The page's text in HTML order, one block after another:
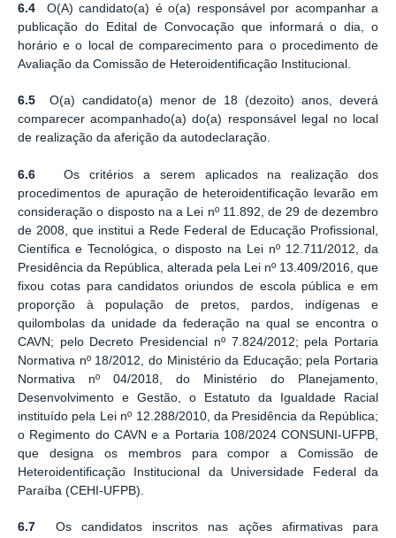
6.4 O(A) candidato(a) é o(a) responsável por acompanhar a
publicação do Edital de Convocação que informará o dia, o
horário e o local de comparecimento para o procedimento de
Avaliação da Comissão de Heteroidentificação Institucional.
6.5 O(a) candidato(a) menor de 18 (dezoito) anos, deverá
comparecer acompanhado(a) do(a) responsável legal no local
de realização da aferição da autodeclaração.
6.6Os critérios a serem aplicados na realização dos
procedimentos de apuração de heteroidentificação levarão em
consideração o disposto na a Lei nº 11.892, de 29 de dezembro
de 2008, que institui a Rede Federal de Educação Profissional,
Científica e Tecnológica, o disposto na Lei nº 12.711/2012, da
Presidência da República, alterada pela Lei nº 13.409/2016, que
fixou cotas para candidatos oriundos de escola pública e em
proporção à população de pretos, pardos, indígenas e
quilombolas da unidade da federação na qual se encontra o
CAVN; pelo Decreto Presidencial nº 7.824/2012; pela Portaria
Normativa nº 18/2012, do Ministério da Educação; pela Portaria
Normativa nº 04/2018, do Ministério do Planejamento,
Desenvolvimento e Gestão, o Estatuto da Igualdade Racial
instituído pela Lei nº 12.288/2010, da Presidência da República;
o Regimento do CAVN e a Portaria 108/2024 CONSUNI-UFPB,
que designa os membros para compor a Comissão de
Heteroidentificação Institucional da Universidade Federal da
Paraíba (CEHI-UFPB).
6.7 Os candidatos inscritos nas ações afirmativas para